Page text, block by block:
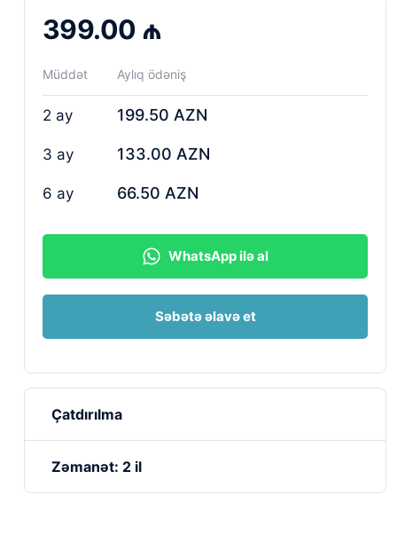
399.00 ₼
Müddət Aylıq ödəniş
2 ay 199.50 AZN
3 ay 133.00 AZN
6 ay 66.50 AZN
WhatsApp ilə al
Səbətə əlavə et
Çatdırılma
Zəmanət: 2 il